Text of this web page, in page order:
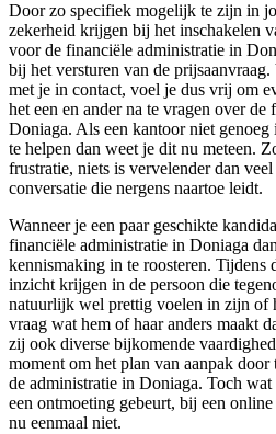
Door zo specifiek mogelijk te zijn in
zekerheid krijgen bij het inschakelen
voor de financiële administratie in
bij het versturen van de
met je in contact, voel je dus vrij om
het een en ander na te vragen over
Doniaga. Als een kantoor niet
te helpen dan weet je dit nu meteen.
frustratie, niets is vervelender dan veel
conversatie die nergens naartoe leidt.
Wanneer je een paar geschikte
financiële administratie in Doniaga
kennismaking in te roosteren. Tijdens
inzicht krijgen in de persoon die
natuurlijk wel prettig voelen in zijn of
vraag wat hem of haar anders maakt
zij ook diverse bijkomende
moment om het plan van aanpak
de administratie in Doniaga. Toch
een ontmoeting gebeurt, bij een
nu eenmaal niet.